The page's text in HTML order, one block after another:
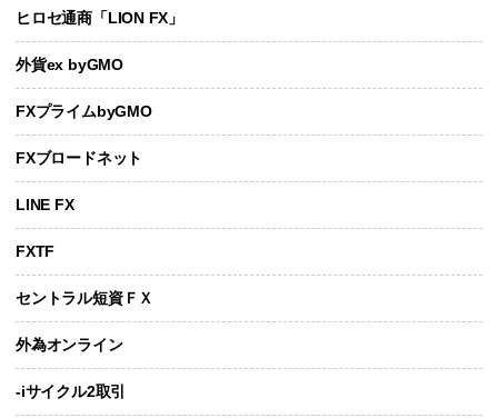
ヒロセ通商「LION FX」
外貨ex byGMO
FXプライムbyGMO
FXブロードネット
LINE FX
FXTF
セントラル短資ＦＸ
外為オンライン
-iサイクル2取引